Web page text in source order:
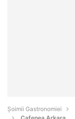
Șoimii Gastronomiei